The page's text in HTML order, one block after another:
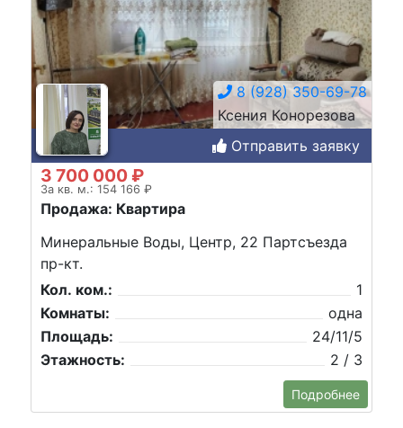
8 (928) 350-69-78
Ксения Конорезова
Отправить заявку
3 700 000 ₽
За кв. м.: 154 166 ₽
Продажа: Квартира
Минеральные Воды, Центр, 22 Партсъезда
пр-кт.
Кол. ком.:
1
Комнаты:
одна
Площадь:
24/11/5
Этажность:
2 / 3
Подробнее